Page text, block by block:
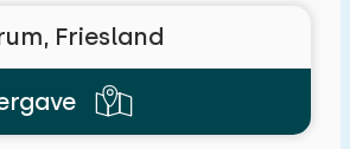
Friesland